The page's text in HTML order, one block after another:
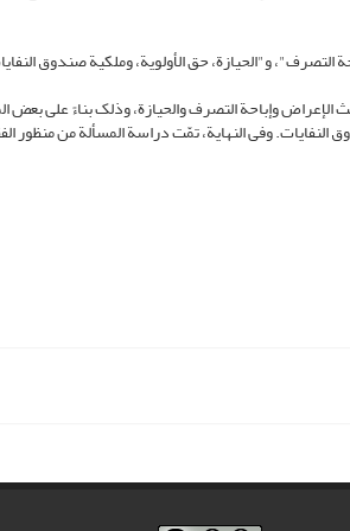
التصرف"، و"الحیازة، حق الأولویة، وملکیة صندوق
وإباحة التصرف والحیازة، وذلک بناءً على بعض
وفی النهایة، تمّت دراسة المسألة من منظور